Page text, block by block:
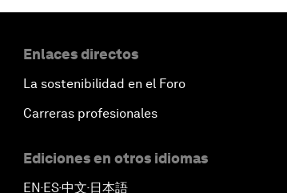
Enlaces directos
La sostenibilidad en el Foro
Carreras profesionales
Ediciones en otros idiomas
EN ▪ ES▪中文▪ 日本語